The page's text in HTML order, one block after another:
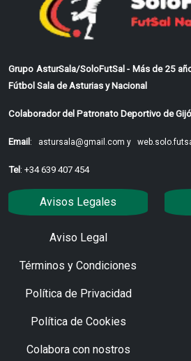
Grupo AsturSala/SoloFutSal - Más de 25
Fútbol Sala de Asturias y Nacional
Colaborador del Patronato Deportivo de
Email : astursala@gmail.com y
Tel : +34 639 407 454
Avisos Legales
Aviso Legal
Términos y Condiciones
Política de Privacidad
Política de Cookies
Colabora con nostros